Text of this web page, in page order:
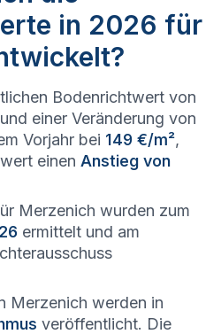
in 2026 für
Bodenrichtwert von
einer Veränderung von
Vorjahr bei 149 €/m²,
einen Anstieg von
Merzenich wurden zum
ermittelt und am
Merzenich werden in
veröffentlicht. Die